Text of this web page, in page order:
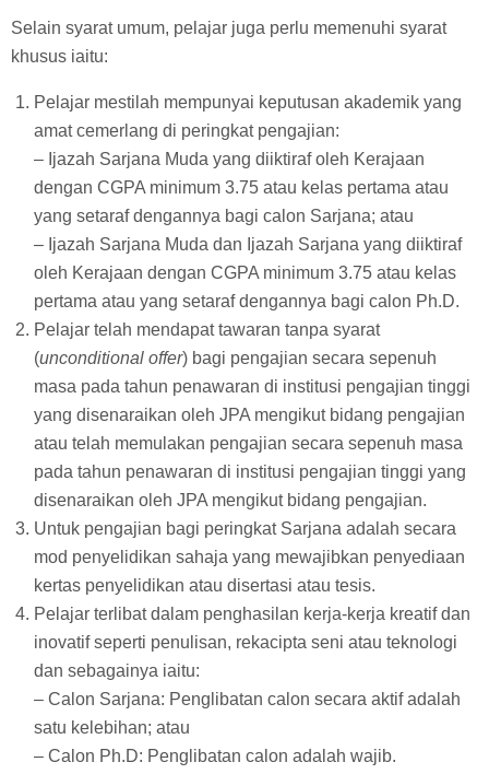
Selain syarat umum, pelajar juga perlu memenuhi syarat
khusus iaitu:
Pelajar mestilah mempunyai keputusan akademik yang
amat cemerlang di peringkat pengajian:
– Ijazah Sarjana Muda yang diiktiraf oleh Kerajaan
dengan CGPA minimum 3.75 atau kelas pertama atau
yang setaraf dengannya bagi calon Sarjana; atau
– Ijazah Sarjana Muda dan Ijazah Sarjana yang diiktiraf
oleh Kerajaan dengan CGPA minimum 3.75 atau kelas
pertama atau yang setaraf dengannya bagi calon Ph.D.
Pelajar telah mendapat tawaran tanpa syarat
(unconditional offer) bagi pengajian secara sepenuh
masa pada tahun penawaran di institusi pengajian tinggi
yang disenaraikan oleh JPA mengikut bidang pengajian
atau telah memulakan pengajian secara sepenuh masa
pada tahun penawaran di institusi pengajian tinggi yang
disenaraikan oleh JPA mengikut bidang pengajian.
Untuk pengajian bagi peringkat Sarjana adalah secara
mod penyelidikan sahaja yang mewajibkan penyediaan
kertas penyelidikan atau disertasi atau tesis.
Pelajar terlibat dalam penghasilan kerja-kerja kreatif dan
inovatif seperti penulisan, rekacipta seni atau teknologi
dan sebagainya iaitu:
– Calon Sarjana: Penglibatan calon secara aktif adalah
satu kelebihan; atau
– Calon Ph.D: Penglibatan calon adalah wajib.